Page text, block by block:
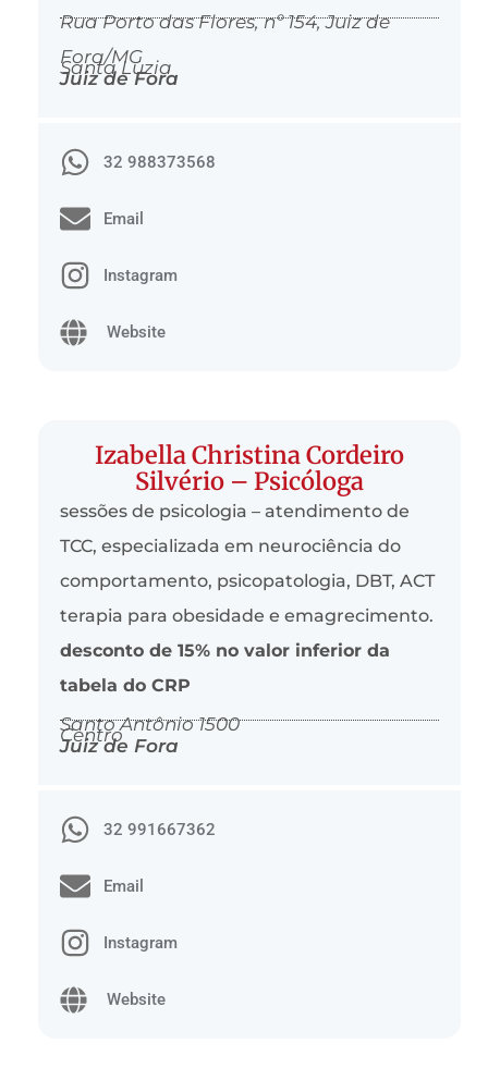
Rua Porto das Flores, nº 154, Juiz de
Fora/MG
Santa Luzia
Juiz de Fora
32 988373568
Email
Instagram
Website
Izabella Christina Cordeiro
Silvério – Psicóloga
sessões de psicologia – atendimento de
TCC, especializada em neurociência do
comportamento, psicopatologia, DBT, ACT
terapia para obesidade e emagrecimento.
desconto de 15% no valor inferior da
tabela do CRP
Santo Antônio 1500
Centro
Juiz de Fora
32 991667362
Email
Instagram
Website